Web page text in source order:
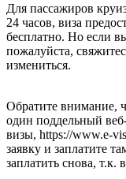
Для пассажиров
24 часов, виза
бесплатно. Но если
пожалуйста,
измениться.
Обратите внимание,
один поддельный
визы, https://www.e-
заявку и заплатите
заплатить снова, т.к.